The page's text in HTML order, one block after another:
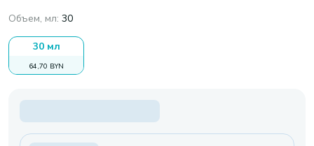
Объем, мл: 30
30 мл
64,70 BYN